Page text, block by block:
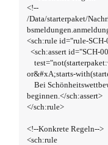
<!--
/Data/starterpaket/
<sch:rule id="rule-
or&#xA;starts-
beginnen.</sch:assert>
</sch:rule>
<!--Konkrete Regeln-->
<sch:rule